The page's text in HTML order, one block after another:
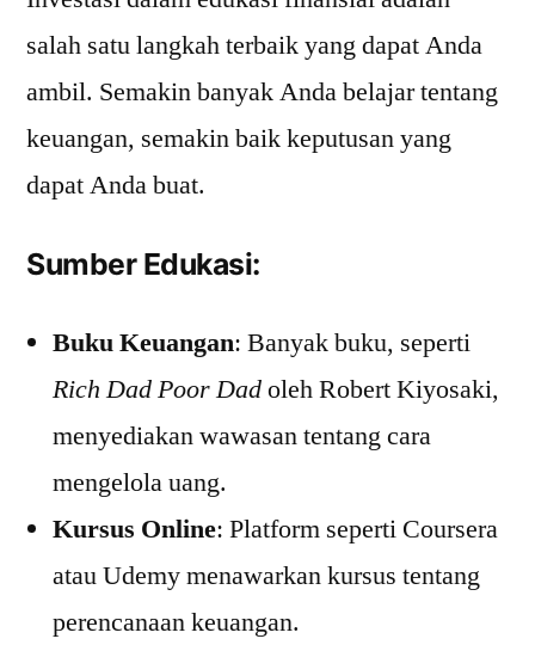
salah satu langkah terbaik yang dapat Anda
ambil. Semakin banyak Anda belajar tentang
keuangan, semakin baik keputusan yang
dapat Anda buat.
Sumber Edukasi:
Buku Keuangan: Banyak buku, seperti
Rich Dad Poor Dadoleh Robert Kiyosaki,
menyediakan wawasan tentang cara
mengelola uang.
Kursus Online: Platform seperti Coursera
atau Udemy menawarkan kursus tentang
perencanaan keuangan.